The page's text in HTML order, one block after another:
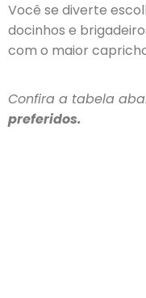
Você se diverte
docinhos e
com o maior
Confira a tabela
preferidos.